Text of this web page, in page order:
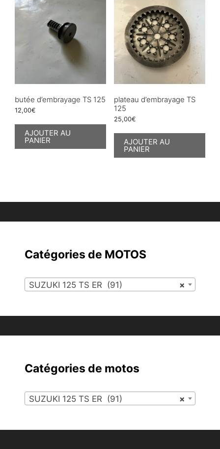
butée d’embrayage TS 125
12,00€
AJOUTER AU
PANIER
plateau d’embrayage TS
125
25,00€
AJOUTER AU
PANIER
Catégories de MOTOS
×
SUZUKI 125 TS ER (91)
Catégories de motos
×
SUZUKI 125 TS ER (91)